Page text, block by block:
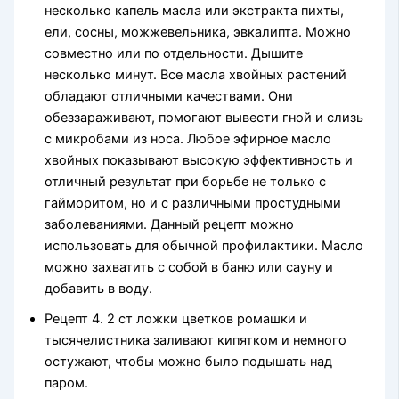
несколько капель масла или экстракта пихты,
ели, сосны, можжевельника, эвкалипта. Можно
совместно или по отдельности. Дышите
несколько минут. Все масла хвойных растений
обладают отличными качествами. Они
обеззараживают, помогают вывести гной и слизь
с микробами из носа. Любое эфирное масло
хвойных показывают высокую эффективность и
отличный результат при борьбе не только с
гайморитом, но и с различными простудными
заболеваниями. Данный рецепт можно
использовать для обычной профилактики. Масло
можно захватить с собой в баню или сауну и
добавить в воду.
Рецепт 4. 2 ст ложки цветков ромашки и
тысячелистника заливают кипятком и немного
остужают, чтобы можно было подышать над
паром.